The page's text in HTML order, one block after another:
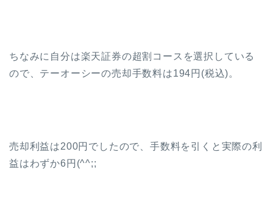
ちなみに自分は楽天証券の超割コースを選択している
ので、テーオーシーの売却手数料は194円(税込)。
売却利益は200円でしたので、手数料を引くと実際の利
益はわずか6円(^^;;